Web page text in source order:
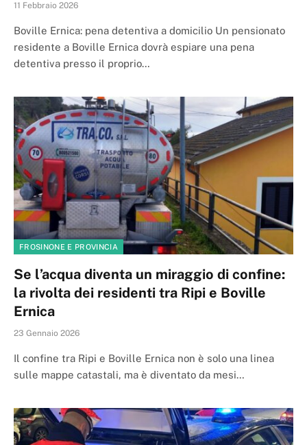
11 Febbraio 2026
Boville Ernica: pena detentiva a domicilio Un pensionato
residente a Boville Ernica dovrà espiare una pena
detentiva presso il proprio…
FROSINONE E PROVINCIA
Se l’acqua diventa un miraggio di confine:
la rivolta dei residenti tra Ripi e Boville
Ernica
23 Gennaio 2026
Il confine tra Ripi e Boville Ernica non è solo una linea
sulle mappe catastali, ma è diventato da mesi…